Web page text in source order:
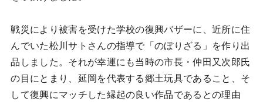
戦災により被害を受けた学校の復興バザーに、近所に住
んでいた松川サトさんの指導で「のぼりざる」を作り出
品しました。それが幸運にも当時の市長・仲田又次郎氏
の目にとまり、延岡を代表する郷土玩具であること、そ
して復興にマッチした縁起の良い作品であるとの理由